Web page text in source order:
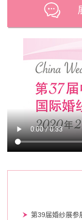
第39届婚纱展参